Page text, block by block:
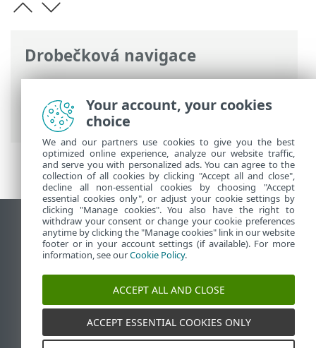
Drobečková navigace
ESET Online nápověda>ESET Mail
Security >Práce s ESET Mail Security>
Nastavení > Server
Zobrazit verzi pro počítač
End of Life
ESET Databáze znalostí
ESET Forum
ESET Status Portal
Regionální podpora
Your account, your cookies
choice
We and our partners use cookies to give you the best
optimized online experience, analyze our website traffic,
and serve you with personalized ads. You can agree to the
collection of all cookies by clicking "Accept all and close",
decline all non-essential cookies by choosing "Accept
essential cookies only", or adjust your cookie settings by
clicking "Manage cookies". You also have the right to
withdraw your consent or change your cookie preferences
anytime by clicking the "Manage cookies" link in our website
footer or in your account settings (if available). For more
information, see ourCookie Policy.
ACCEPT ALL AND CLOSE
ACCEPT ESSENTIAL COOKIES ONLY